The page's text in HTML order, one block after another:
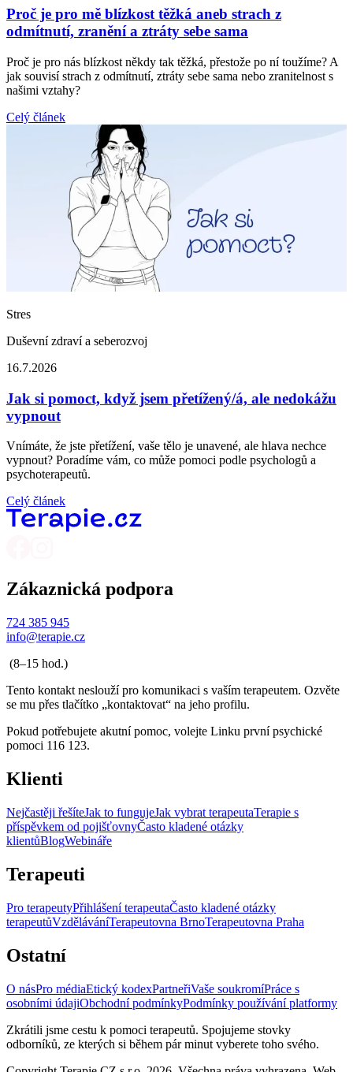
Proč je pro mě blízkost těžká aneb strach z
odmítnutí, zranění a ztráty sebe sama
Proč je pro nás blízkost někdy tak těžká, přestože po ní toužíme? A
jak souvisí strach z odmítnutí, ztráty sebe sama nebo zranitelnost s
našimi vztahy?
Celý článek
Stres
Duševní zdraví a seberozvoj
16.7.2026
Jak si pomoct, když jsem přetížený/á, ale nedokážu
vypnout
Vnímáte, že jste přetížení, vaše tělo je unavené, ale hlava nechce
vypnout? Poradíme vám, co může pomoci podle psychologů a
psychoterapeutů.
Celý článek
Zákaznická podpora
724 385 945
info@terapie.cz
(8–15 hod.)
Tento kontakt neslouží pro komunikaci s vaším terapeutem. Ozvěte
se mu přes tlačítko „kontaktovat“ na jeho profilu.
Pokud potřebujete akutní pomoc, volejte Linku první psychické
pomoci 116 123.
Klienti
Nejčastěji řešíteJak to fungujeJak vybrat terapeutaTerapie s
příspěvkem od pojišťovnyČasto kladené otázky
klientůBlogWebináře
Terapeuti
Pro terapeutyPřihlášení terapeutaČasto kladené otázky
terapeutůVzděláváníTerapeutovna BrnoTerapeutovna Praha
Ostatní
O násPro médiaEtický kodexPartneřiVaše soukromíPráce s
osobními údajiObchodní podmínkyPodmínky používání platformy
Zkrátili jsme cestu k pomoci terapeutů. Spojujeme stovky
odborníků, ze kterých si během pár minut vyberete toho svého.